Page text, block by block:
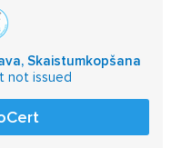
Skaistumkopšana
not issued